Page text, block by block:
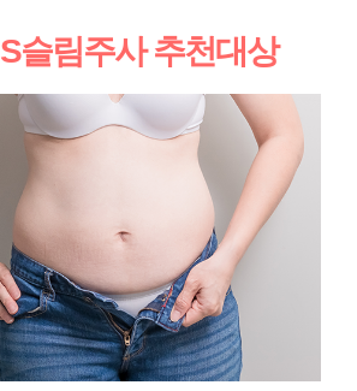
S슬림주사 추천대상